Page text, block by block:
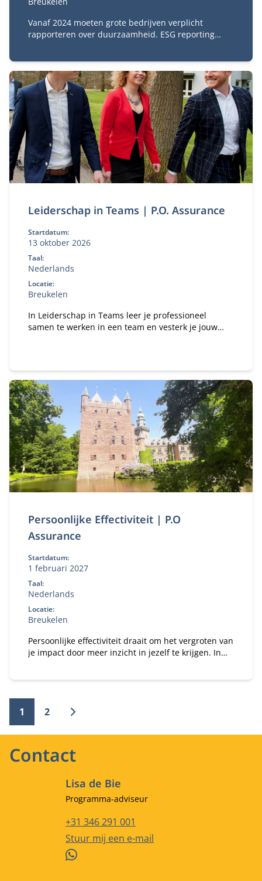
Vanaf 2024 moeten grote bedrijven verplicht
rapporteren over duurzaamheid. ESG reporting
bijzonder de interne beheersing hiervan.
Leiderschap in Teams | P.O. Assurance
Startdatum:
13 oktober 2026
Taal:
Nederlands
Locatie:
Breukelen
In Leiderschap in Teams leer je professioneel
samen te werken in een team en vesterk je jouw
Persoonlijke Effectiviteit | P.O
Assurance
Startdatum:
1 februari 2027
Taal:
Nederlands
Locatie:
Breukelen
Persoonlijke effectiviteit draait om het vergroten van
je impact door meer inzicht in jezelf te krijgen. In
1 2
Contact
Lisa de Bie
Functietitel
Programma-adviseur
Telefoonnummer
+31 346 291 001
E-mailadres
Stuur mij een e-mail
WhatsApp